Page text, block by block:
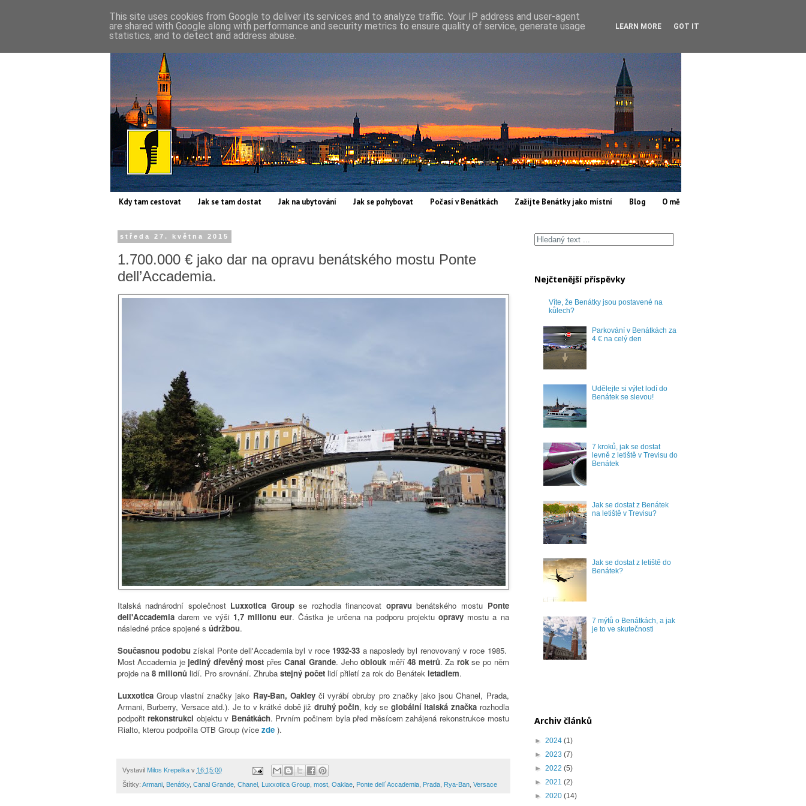
Kdy tam cestovat Jak se tam dostat Jak na ubytování Jak se pohybovat Počasí v Benátkách Zažijte Benátky jako místní Blog O mě
středa 27. května 2015
1.700.000 € jako dar na opravu benátského mostu Ponte
dell’Accademia.
Italská nadnárodní společnost Luxxotica Group se rozhodla financovat opravu benátského mostu Ponte
dell'Accademiadarem ve výši 1,7 milionu eur. Částka je určena na podporu projektuopravy mostu a na
následné práce spojené s údržbou.
Současnou podobuzískal Ponte dell'Accademia byl v roce 1932-33 a naposledy byl renovovaný v roce 1985.
Most Accademia je jediný dřevěný most přesCanal Grande. Jehooblouk měří48 metrů.Za rokse po něm
projde na 8 milionů lidí. Pro srovnání. Zhrubastejný početlidí přiletí za rok do Benátekletadlem.
LuxxoticaGroup vlastní značky jako Ray-Ban, Oakleyči vyrábí obruby pro značky jako jsou Chanel, Prada,
Armani, Burberry, Versace atd.). Je to v krátké době již druhý počin, kdy se globální italská značkarozhodla
podpořitrekonstrukci objektu v Benátkách. Prvním počinem byla před měsícem zahájená rekonstrukce mostu
Rialto, kterou podpořila OTB Group (více zde).
Vystavil Milos Krepelka v 16:15:00
Štítky: Armani, Benátky, Canal Grande, Chanel Luxxotica Group, most, Oaklae, Ponte dell´Accademia, Prada, Rya-Ban, Versace
Nejčtenější příspěvky
Víte, že Benátky jsou postavené na
kůlech?
Parkování v Benátkách za
4 € na celý den
Udělejte si výlet lodí do
Benátek se slevou!
7 kroků, jak se dostat
levně z letiště v Trevisu do
Benátek
Jak se dostat z Benátek
na letiště v Trevisu?
Jak se dostat z letiště do
Benátek?
7 mýtů o Benátkách, a jak
je to ve skutečnosti
Archiv článků
► 2024 (1)
► 2023 (7)
► 2022 (5)
► 2021 (2)
► 2020 (14)
This site uses cookies from Google to deliver its services and to analyze traffic. Your IP address and user-agent
are shared with Google along with performance and security metrics to ensure quality of service, generate usage
statistics, and to detect and address abuse.
LEARN MORE GOT IT